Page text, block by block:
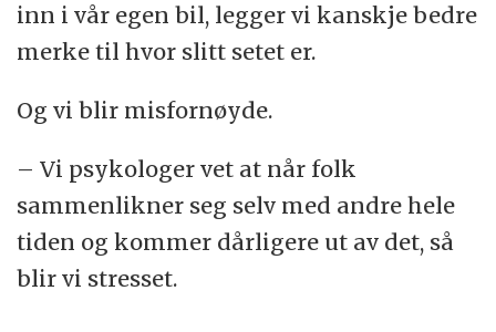
inn i vår egen bil, legger vi kanskje bedre
merke til hvor slitt setet er.
Og vi blir misfornøyde.
– Vi psykologer vet at når folk
sammenlikner seg selv med andre hele
tiden og kommer dårligere ut av det, så
blir vi stresset.